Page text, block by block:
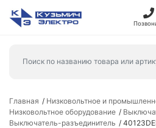
Главная
Низковольтное и
Низковольтное оборудование
Выключатель-разъединитель